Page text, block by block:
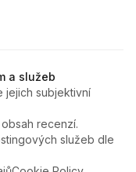
a služeb
jejich subjektivní
recenzí.
služeb dle